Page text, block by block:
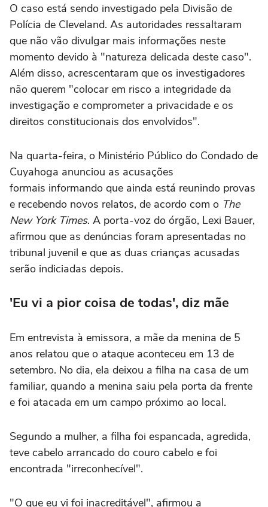
O caso está sendo investigado pela Divisão de
Polícia de Cleveland. As autoridades ressaltaram
que não vão divulgar mais informações neste
momento devido à "natureza delicada deste caso".
Além disso, acrescentaram que os investigadores
não querem "colocar em risco a integridade da
investigação e comprometer a privacidade e os
direitos constitucionais dos envolvidos".
Na quarta-feira, o Ministério Público do Condado de
Cuyahoga anunciou as acusações
formais informando que ainda está reunindo provas
e recebendo novos relatos, de acordo com o The
New York Times. A porta-voz do órgão, Lexi Bauer,
afirmou que as denúncias foram apresentadas no
tribunal juvenil e que as duas crianças acusadas
serão indiciadas depois.
'Eu vi a pior coisa de todas', diz mãe
Em entrevista à emissora, a mãe da menina de 5
anos relatou que o ataque aconteceu em 13 de
setembro. No dia, ela deixou a filha na casa de um
familiar, quando a menina saiu pela porta da frente
e foi atacada em um campo próximo ao local.
Segundo a mulher, a filha foi espancada, agredida,
teve cabelo arrancado do couro cabelo e foi
encontrada "irreconhecível".
"O que eu vi foi inacreditável", afirmou a